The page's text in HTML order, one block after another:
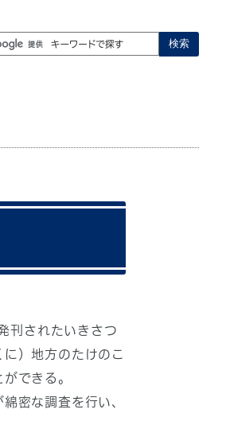
検索
刊されたいきさつ
）地方のたけのこ
できる。
密な調査を行い、